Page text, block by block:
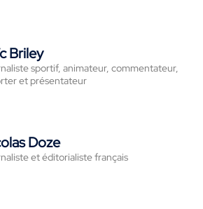
Briley
sportif, animateur, commentateur,
et présentateur
Doze
et éditorialiste français